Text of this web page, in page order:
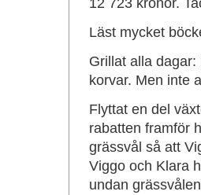
12 723 kronor.
Läst mycket
Grillat alla
korvar. Men inte
Flyttat en del
rabatten framför
grässvål så att
Viggo och Klara
undan